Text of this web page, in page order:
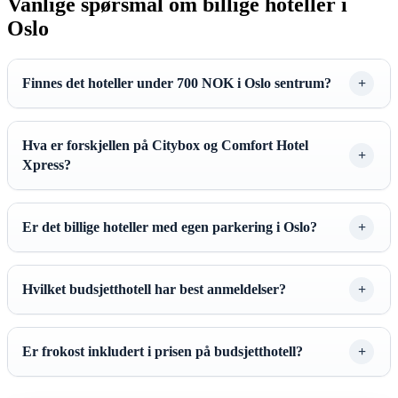
Oslo
Finnes det hoteller under 700 NOK i Oslo sentrum?
Hva er forskjellen på Citybox og Comfort Hotel
Xpress?
Er det billige hoteller med egen parkering i Oslo?
Hvilket budsjetthotell har best anmeldelser?
Er frokost inkludert i prisen på budsjetthotell?